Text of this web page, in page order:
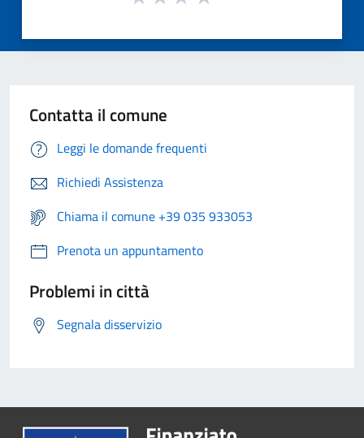
Contatta il comune
Leggi le domande frequenti
Richiedi Assistenza
Chiama il comune +39 035 933053
Prenota un appuntamento
Problemi in città
Segnala disservizio